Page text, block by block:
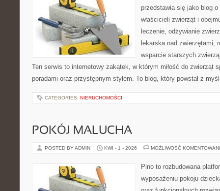
przedstawia się jako blog
właścicieli zwierząt i
leczenie, odżywianie
lekarska nad zwierzętami,
wsparcie starszych
Ten serwis to internetowy zakątek, w którym miłość do zwierząt
poradami oraz przystępnym stylem. To blog, który powstał z
CATEGORIES: NIERUCHOMOŚCI
POKÓJ MALUCHA
POSTED BY ADMIN KWI - 1 - 2026 MOŻLIWOŚĆ
Pino to rozbudowana
wyposażeniu pokoju